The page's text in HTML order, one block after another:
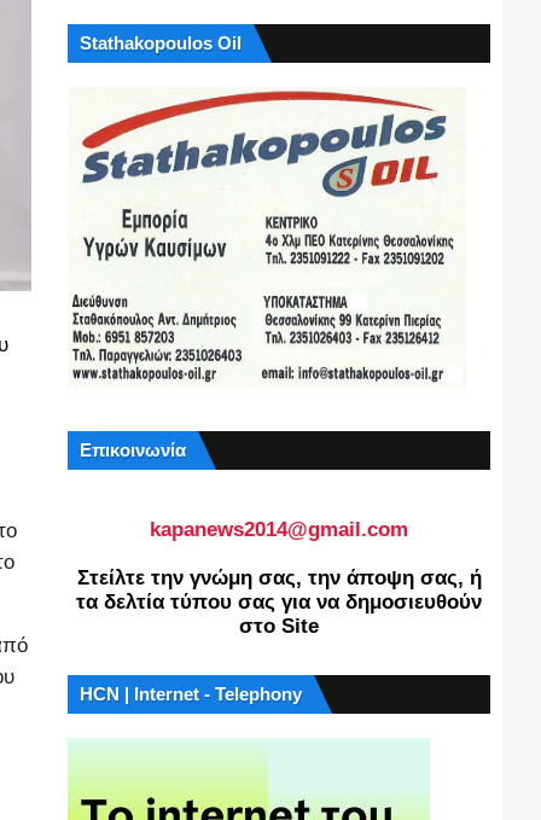
Stathakopoulos Oil
Επικοινωνία
kapanews2014@gmail.com
Στείλτε την γνώμη σας, την άποψη σας, ή
τα δελτία τύπου σας για να δημοσιευθούν
στο Site
HCN | Internet - Telephony